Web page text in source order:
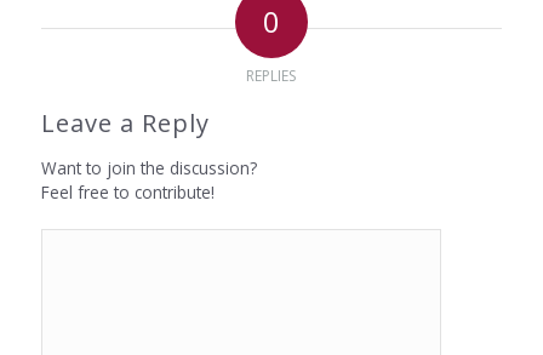
0
REPLIES
Leave a Reply
Want to join the discussion?
Feel free to contribute!